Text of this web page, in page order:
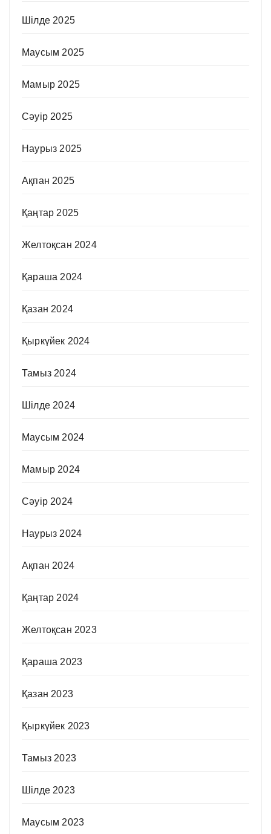
Шілде 2025
Маусым 2025
Мамыр 2025
Сәуір 2025
Наурыз 2025
Ақпан 2025
Қаңтар 2025
Желтоқсан 2024
Қараша 2024
Қазан 2024
Қыркүйек 2024
Тамыз 2024
Шілде 2024
Маусым 2024
Мамыр 2024
Сәуір 2024
Наурыз 2024
Ақпан 2024
Қаңтар 2024
Желтоқсан 2023
Қараша 2023
Қазан 2023
Қыркүйек 2023
Тамыз 2023
Шілде 2023
Маусым 2023